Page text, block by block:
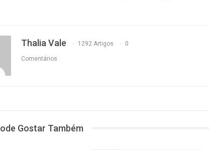
Thalia Vale 1292 Artigos 0
Comentários
Gostar Também